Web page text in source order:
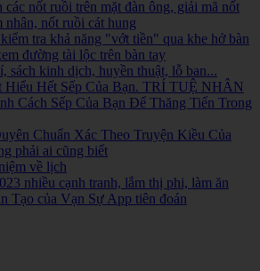
các nốt ruồi trên mặt đàn ông, giải mã nốt
nhân, nốt ruồi cát hung
tra khả năng "vớt tiền" qua khe hở bàn
đường tài lộc trên bàn tay
sách kinh dịch, huyền thuật, lỗ ban...
Hiểu Hết Sếp Của Bạn. TRÍ TUỆ NHÂN
Cách Sếp Của Bạn Để Thăng Tiến Trong
Chuẩn Xác Theo Truyện Kiều Của
phải ai cũng biết
về lịch
nhiều cạnh tranh, lắm thị phi, làm ăn
Tạo của Vạn Sự App tiên đoán